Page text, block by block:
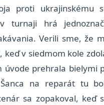
proti ukrajinskému
turnaji hrá
Verili sme, že
keď v siedmom kole
úvode prehrala bielymi
na reparát tu
sa zopakoval, keď